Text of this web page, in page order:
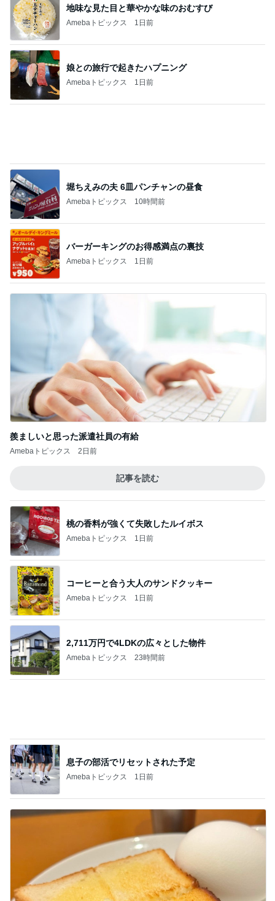
地味な見た目と華やかな味のおむすび
Amebaトピックス 1日前
娘との旅行で起きたハプニング
Amebaトピックス 1日前
バーガーキングのお得感満点の裏技
Amebaトピックス 1日前
羨ましいと思った派遣社員の有給
Amebaトピックス 2日前
記事を読む
Amebaトピックス 1日前
コーヒーと合う大人のサンドクッキー
Amebaトピックス 1日前
2,711万円で4LDKの広々とした物件
Amebaトピックス 23時間前
息子の部活でリセットされた予定
Amebaトピックス 1日前
バターがじゅわる厚切りトースト
1日前
記事を読む